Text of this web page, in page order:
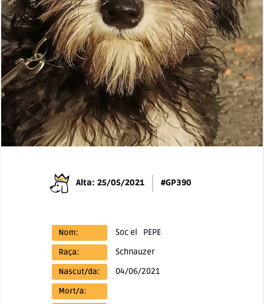
Alta: 25/05/2021 #GP390
Soc el
PEPE
Schnauzer
04/06/2021